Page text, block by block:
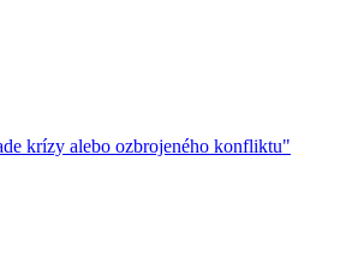
krízy alebo ozbrojeného konfliktu"